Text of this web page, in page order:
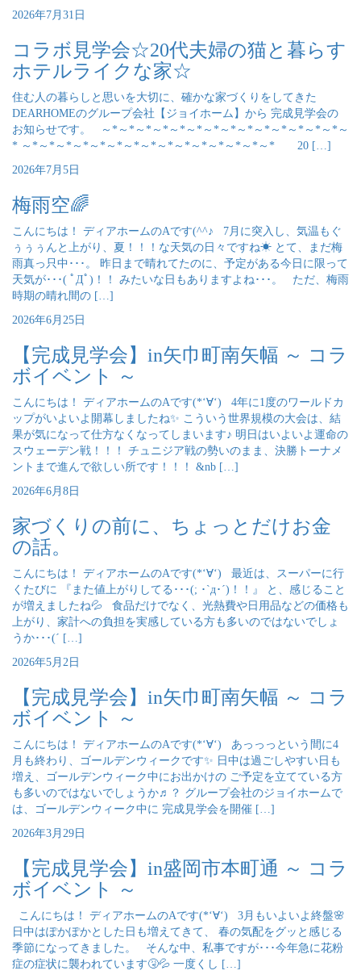
2026年7月31日
コラボ見学会☆20代夫婦の猫と暮らす
ホテルライクな家☆
住む人の暮らしと思いを大切に、確かな家づくりをしてきた
DEARHOMEのグループ会社【ジョイホーム】から 完成見学会の
お知らせです。 ～*～*～*～*～*～*～*～*～*～*～*～*～*～*～
* ～*～*～*～*～*～*～*～*～*～*～*～*～*～*～* 20 […]
2026年7月5日
梅雨空🌈
こんにちは！ ディアホームのAです(^^♪ 7月に突入し、気温もぐ
ぅぅぅんと上がり、夏！！！な天気の日々ですね☀ とて、まだ梅
雨真っ只中･･･。 昨日まで晴れてたのに、予定がある今日に限って
天気が･･･( ﾟДﾟ)！！ みたいな日もありますよね･･･。 ただ、梅雨
時期の晴れ間の […]
2026年6月25日
【完成見学会】in矢巾町南矢幅 ～ コラ
ボイベント ～
こんにちは！ ディアホームのAです(*‘∀‘) 4年に1度のワールドカ
ップがいよいよ開幕しましたね✨ こういう世界規模の大会は、結
果が気になって仕方なくなってしまいます♪ 明日はいよいよ運命の
スウェーデン戦！！！ チュニジア戦の勢いのまま、決勝トーナメ
ントまで進んで欲しい所です！！！ &nb […]
2026年6月8日
家づくりの前に、ちょっとだけお金
の話。
こんにちは！ ディアホームのAです(*‘∀‘) 最近は、スーパーに行
くたびに 『また値上がりしてる･･･(; ･`д･´)！！』 と、感じること
が増えましたね💦 食品だけでなく、光熱費や日用品などの価格も
上がり、家計への負担を実感している方も多いのではないでしょ
うか･･･(´ […]
2026年5月2日
【完成見学会】in矢巾町南矢幅 ～ コラ
ボイベント ～
こんにちは！ ディアホームのAです(*‘∀‘) あっっっという間に4
月も終わり、ゴールデンウィークです✨ 日中は過ごしやすい日も
増え、ゴールデンウィーク中にお出かけの ご予定を立てている方
も多いのではないでしょうか♬？ グループ会社のジョイホームで
は、ゴールデンウィーク中に 完成見学会を開催 […]
2026年3月29日
【完成見学会】in盛岡市本町通 ～ コラ
ボイベント ～
こんにちは！ ディアホームのAです(*‘∀‘) 3月もいよいよ終盤🌸
日中はぽかぽかとした日も増えてきて、 春の気配をグッと感じる
季節になってきました。 そんな中、私事ですが･･･今年急に花粉
症の症状に襲われています🤧💦 一度くし […]